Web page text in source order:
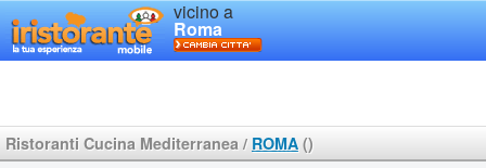
vicino a
Roma
Ristoranti Cucina Mediterranea / ROMA ()